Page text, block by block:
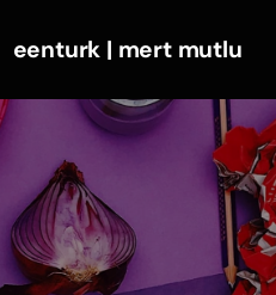
eenturk | mert mutlu